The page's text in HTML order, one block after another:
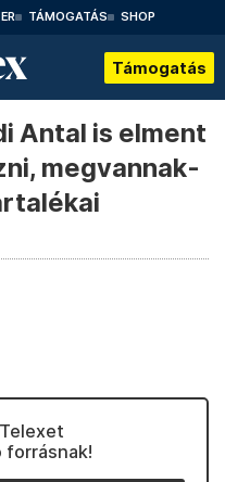
TÁMOGATÁS SHOP
Támogatás
Antal is elment
megvannak-
forrásnak!